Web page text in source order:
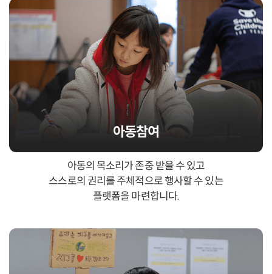
아동참여
아동의 목소리가 존중 받을 수 있고
스스로의 권리를 주체적으로 행사할 수 있는
플랫폼을 마련합니다.